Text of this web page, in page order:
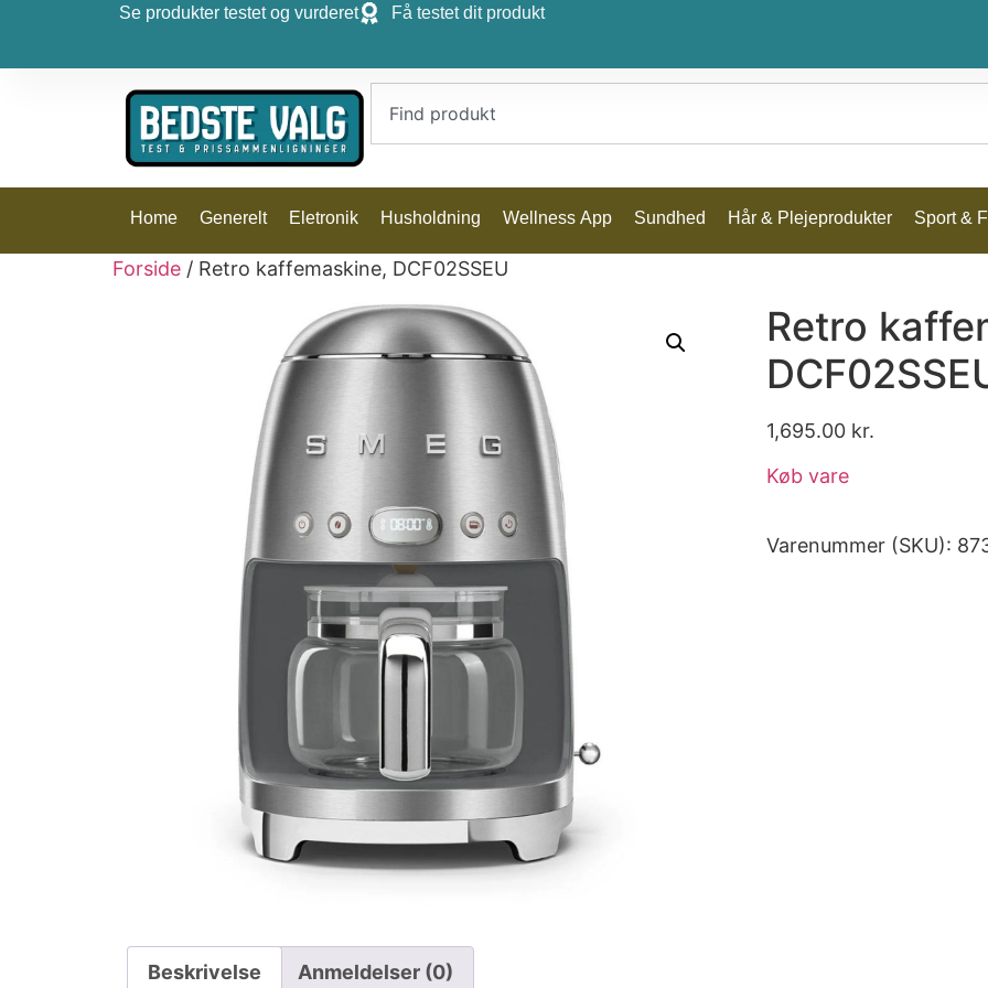
Se produkter testet og vurderet Få testet dit produkt
Home Generelt Eletronik Husholdning Wellness App Sundhed Hår & Plejeprodukter Sport &
Forside / Retro kaffemaskine, DCF02SSEU
Retro
1,695.00 kr.
Køb vare
Varenummer (SKU):
Beskrivelse Anmeldelser (0)